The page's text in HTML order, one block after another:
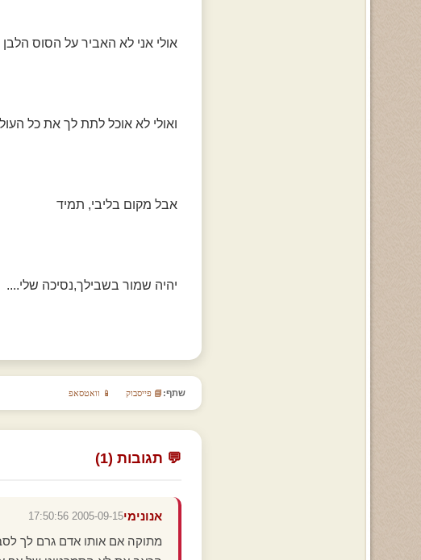
אולי אני לא האביר על הסוס הלבן
ואולי לא אוכל לתת לך את כל
אבל מקום בליבי, תמיד
יהיה שמור בשבילך,נסיכה שלי....
שתף: 📘 פייסבוק 📱 וואטסאפ
💬 תגובות (1)
אנונימי2005-09-15 17:50:56
מתוקה אם אותו אדם גרם לך